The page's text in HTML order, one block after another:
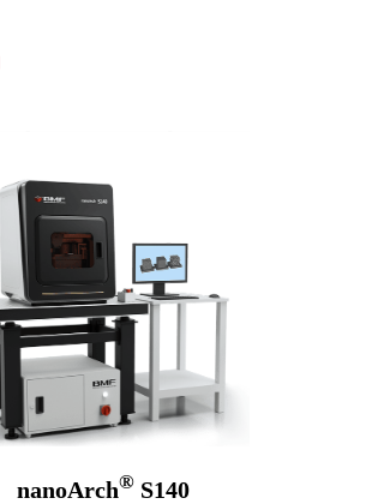
nanoArch® S140